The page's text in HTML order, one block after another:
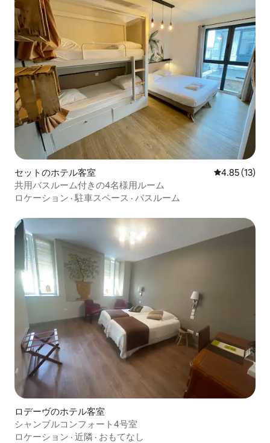
セットのホテル客室 レビュー13
4.85 (13)
共用バスルーム付きの4名様用ルーム
ロケーション ·駐車スペース · バスルーム
ロデーヴのホテル客室
シャンブルコンフォート4号室
ロケーション · 近隣 · おもてなし